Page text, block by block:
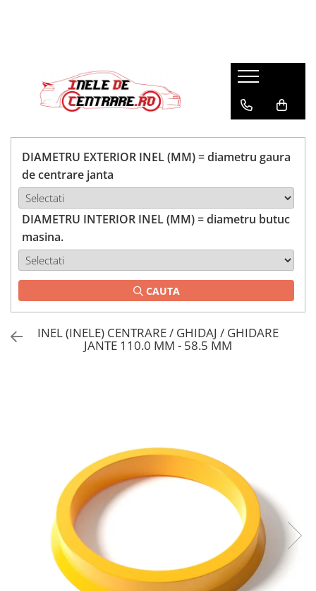
DIAMETRU EXTERIOR INEL (MM) = diametru gaura
de centrare janta
DIAMETRU INTERIOR INEL (MM) = diametru butuc
masina.
CAUTA
INEL (INELE) CENTRARE / GHIDAJ / GHIDARE
JANTE 110.0 MM - 58.5 MM